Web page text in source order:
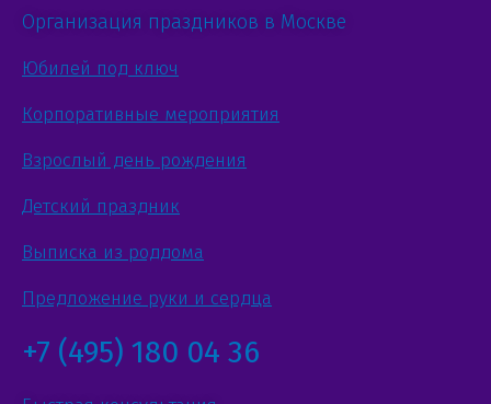
Организация праздников в Москве
Юбилей под ключ
Корпоративные мероприятия
Взрослый день рождения
Детский праздник
Выписка из роддома
Предложение руки и сердца
+7 (495) 180 04 36